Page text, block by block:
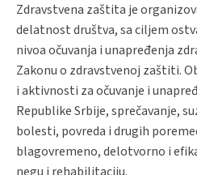
Zdravstvena zaštita je
delatnost društva, sa ciljem
nivoa očuvanja i unapređenja
Zakonu o zdravstvenoj zaštiti.
i aktivnosti za očuvanje i
Republike Srbije, sprečavanje,
bolesti, povreda i drugih
blagovremeno, delotvorno i